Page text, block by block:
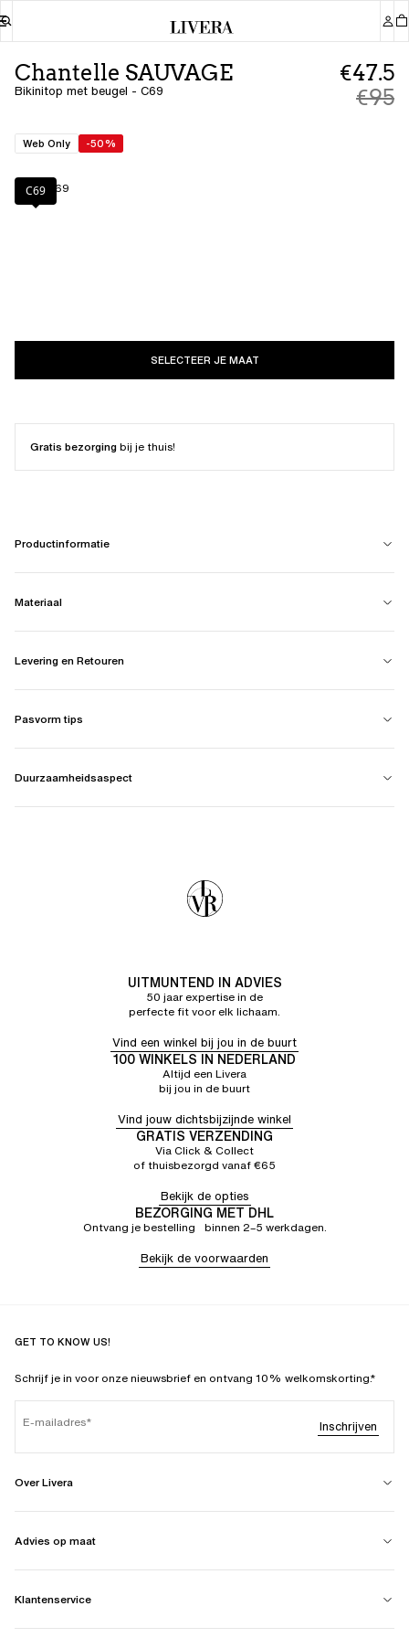
Chantelle SAUVAGE
Bikinitop met beugel - C69
€47.5
€95
Web Only -50%
Kleur: C69
C69
SELECTEER JE MAAT
Gratis bezorgingbij je thuis!
Productinformatie
Materiaal
Levering en Retouren
Pasvorm tips
Duurzaamheidsaspect
UITMUNTEND IN ADVIES
50 jaar expertise in de
perfecte fit voor elk lichaam.
Vind een winkel bij jou in de buurt
100 WINKELS IN NEDERLAND
Altijd een Livera
bij jou in de buurt
Vind jouw dichtsbijzijnde winkel
GRATIS VERZENDING
Via Click & Collect
of thuisbezorgd vanaf €65
Bekijk de opties
BEZORGING MET DHL
Ontvang je bestelling binnen 2–5 werkdagen.
Bekijk de voorwaarden
GET TO KNOW US!
Schrijf je in voor onze nieuwsbrief en ontvang 10% welkomskorting.*
E-mailadres Inschrijven
Over Livera
Advies op maat
Klantenservice